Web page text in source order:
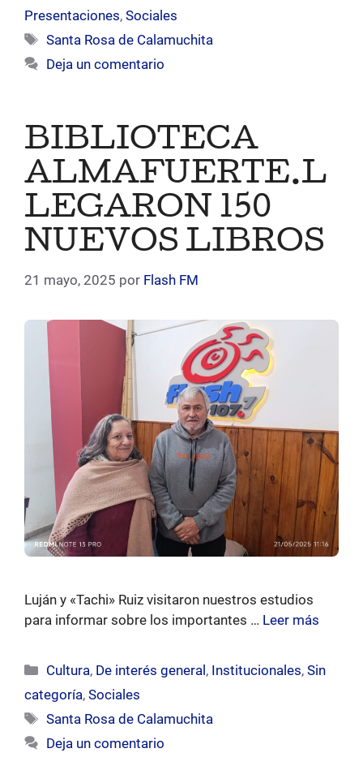
Presentaciones, Sociales
Etiquetas
Santa Rosa de Calamuchita
Deja un comentario
BIBLIOTECA
ALMAFUERTE.L
LEGARON 150
NUEVOS LIBROS
21 mayo, 2025 por Flash FM
Luján y «Tachi» Ruiz visitaron nuestros estudios
para informar sobre los importantes … Leer más
Categorías
Cultura, De interés general , Institucionales,Sin
categoría, Sociales
Etiquetas
Santa Rosa de Calamuchita
Deja un comentario